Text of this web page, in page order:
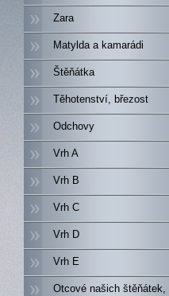
Zara
Matylda a kamarádi
Štěňátka
Těhotenství, březost
Odchovy
Vrh A
Vrh B
Vrh C
Vrh D
Vrh E
Otcové našich